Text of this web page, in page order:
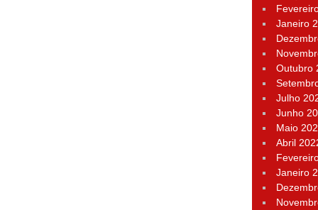
Janeiro
Outubro
Julho
Junho
Maio
Abril
Janeiro